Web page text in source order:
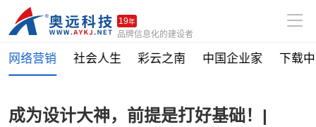
19年
品牌信息化的建设者
网络营销 社会人生 彩云之南 中国企业家 下载
成为设计大神，前提是打好基础！|